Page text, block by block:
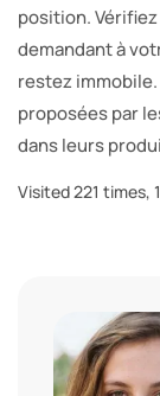
position.
demandant à
restez
proposées par
dans leurs
Visited 221 times,